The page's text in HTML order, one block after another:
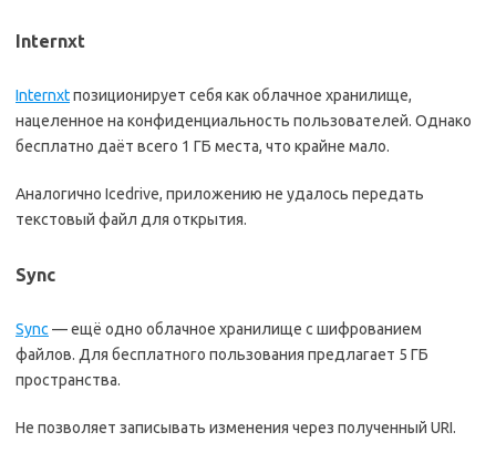
Internxt
Internxtпозиционирует себя как облачное хранилище,
нацеленное на конфиденциальность пользователей. Однако
бесплатно даёт всего 1 ГБ места, что крайне мало.
Аналогично Icedrive, приложению не удалось передать
текстовый файл для открытия.
Sync
Sync — ещё одно облачное хранилище с шифрованием
файлов. Для бесплатного пользования предлагает 5 ГБ
пространства.
Не позволяет записывать изменения через полученный URI.